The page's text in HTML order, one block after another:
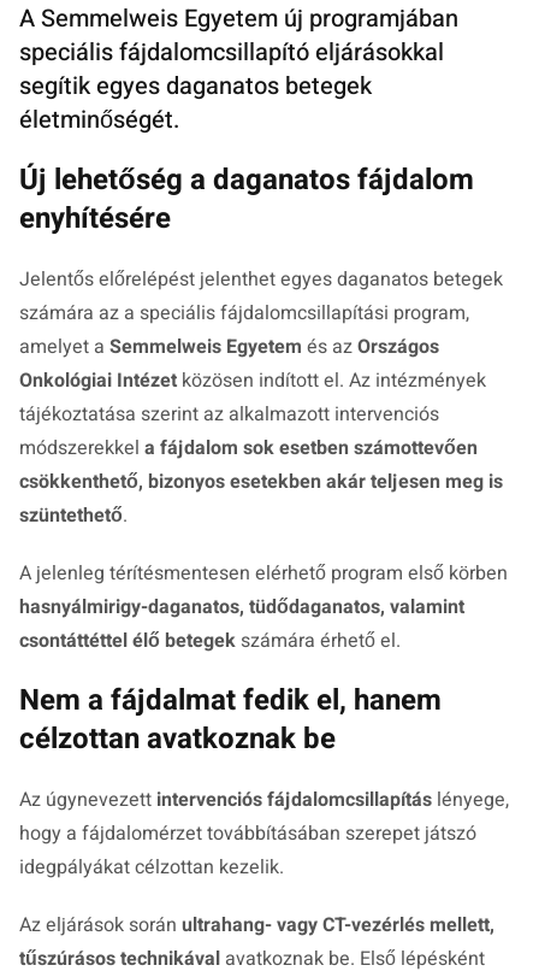
A Semmelweis Egyetem új programjában
speciális fájdalomcsillapító eljárásokkal
segítik egyes daganatos betegek
életminőségét.
Új lehetőség a daganatos fájdalom
enyhítésére
Jelentős előrelépést jelenthet egyes daganatos betegek
számára az a speciális fájdalomcsillapítási program,
amelyet a Semmelweis Egyetem és azOrszágos
Onkológiai Intézet közösen indított el. Az intézmények
tájékoztatása szerint az alkalmazott intervenciós
módszerekkel a fájdalom sok esetben számottevően
csökkenthető, bizonyos esetekben akár teljesen meg is
szüntethető.
A jelenleg térítésmentesen elérhető program első körben
hasnyálmirigy-daganatos, tüdődaganatos, valamint
csontáttéttel élő betegek számára érhető el.
Nem a fájdalmat fedik el, hanem
célzottan avatkoznak be
Az úgynevezett intervenciós fájdalomcsillapítás lényege,
hogy a fájdalomérzet továbbításában szerepet játszó
idegpályákat célzottan kezelik.
Az eljárások során ultrahang- vagy CT-vezérlés mellett,
tűszúrásos technikával avatkoznak be. Első lépésként